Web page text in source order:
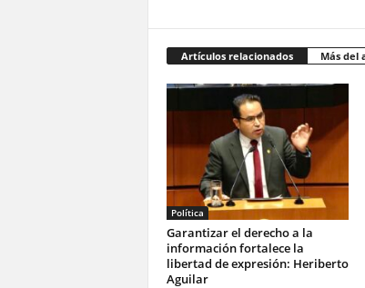
Artículos relacionados Más del
Política
Garantizar el derecho a la
información fortalece la
libertad de expresión: Heriberto
Aguilar